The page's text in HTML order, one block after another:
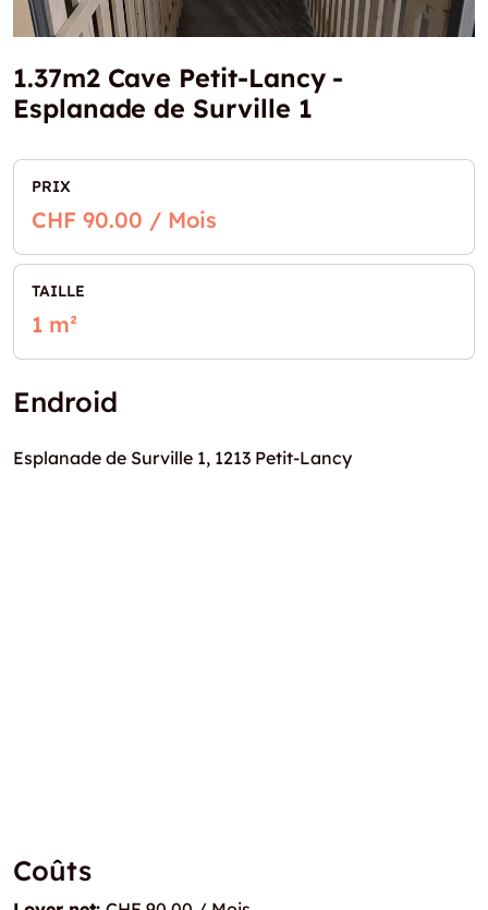
1.37m2 Cave Petit-Lancy -
Esplanade de Surville 1
PRIX
CHF 90.00 / Mois
TAILLE
1 m²
Endroid
Esplanade de Surville 1, 1213 Petit-Lancy
Coûts